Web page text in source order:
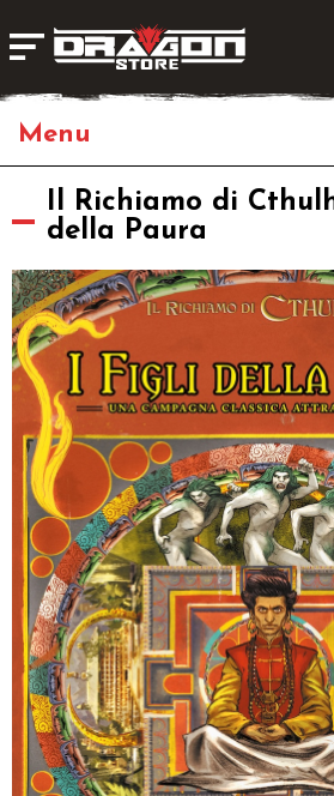
Giochi da Tavolo
Librigame
Editoria
Giochi di Carte Collezionabili
Miniature
Dadi
Accessori
Giocattoli e Gadget
Offerte del Dragone
Il Richiamo di
della Paura